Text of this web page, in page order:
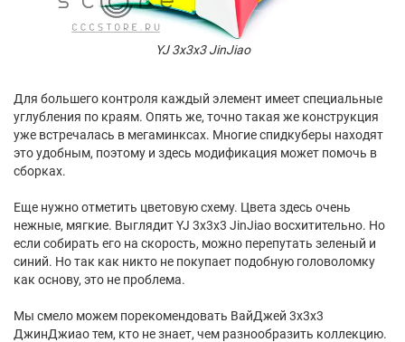
YJ 3x3x3 JinJiao
Для большего контроля каждый элемент имеет специальные
углубления по краям. Опять же, точно такая же конструкция
уже встречалась в мегаминксах. Многие спидкуберы находят
это удобным, поэтому и здесь модификация может помочь в
сборках.
Еще нужно отметить цветовую схему. Цвета здесь очень
нежные, мягкие. Выглядит YJ 3x3x3 JinJiao восхитительно. Но
если собирать его на скорость, можно перепутать зеленый и
синий. Но так как никто не покупает подобную головоломку
как основу, это не проблема.
Мы смело можем порекомендовать ВайДжей 3х3х3
ДжинДжиао тем, кто не знает, чем разнообразить коллекцию.